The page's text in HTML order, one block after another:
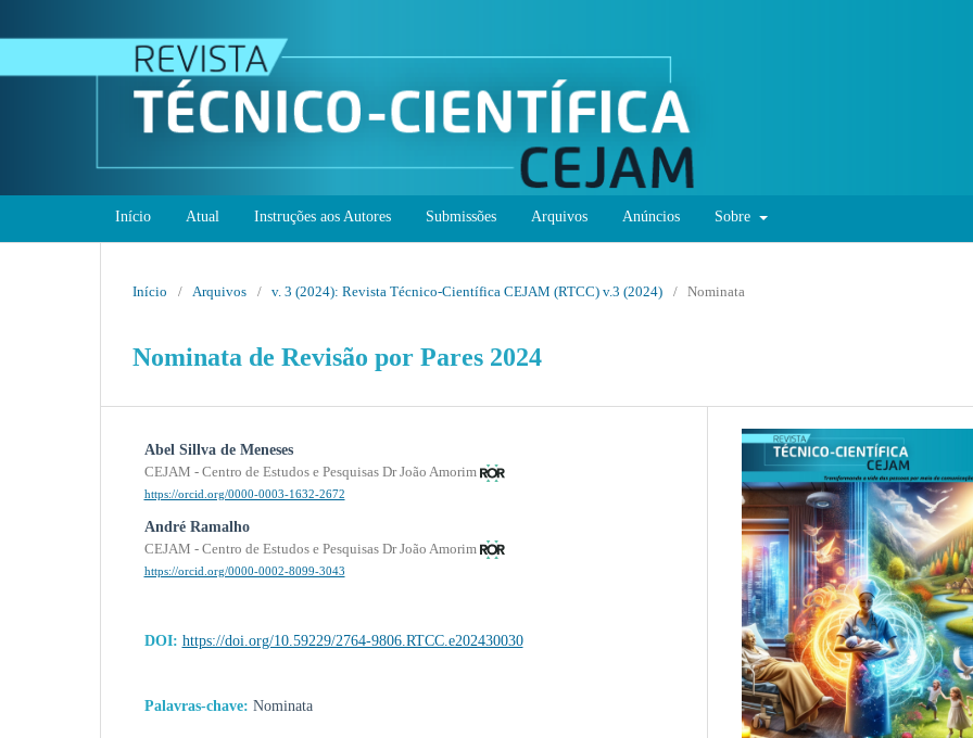
Início Atual Instruções aos Autores Submissões Arquivos Anúncios Sobre
Início / Arquivos / v. 3 (2024): Revista Técnico-Científica CEJAM (RTCC) v.3 (2024) / Nominata
Nominata de Revisão por Pares 2024
Abel Sillva de Meneses
CEJAM - Centro de Estudos e Pesquisas Dr João Amorim
https://orcid.org/0000-0003-1632-2672
André Ramalho
CEJAM - Centro de Estudos e Pesquisas Dr João Amorim
https://orcid.org/0000-0002-8099-3043
DOI: https://doi.org/10.59229/2764-9806.RTCC.e202430030
Palavras-chave: Nominata